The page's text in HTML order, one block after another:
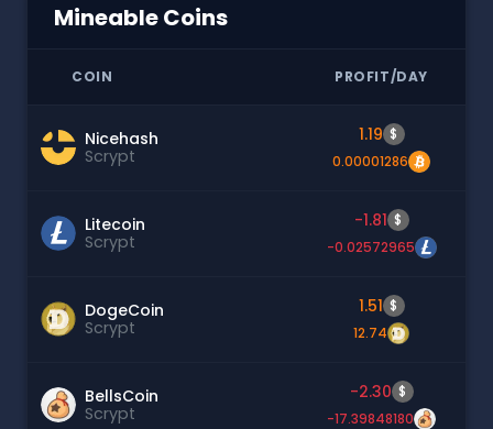
Mineable Coins
COIN PROFIT/DAY
Nicehash
Scrypt
1.19 $
0.00001286
Litecoin
Scrypt
-1.81 $
-0.02572965
DogeCoin
Scrypt
1.51 $
12.74
BellsCoin
Scrypt
-2.30 $
-17.39848180